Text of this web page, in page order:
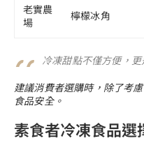
老實農
場
檸檬冰角
冷凍甜點不僅方便，
建議消費者選購時，除了考
食品安全。
素食者冷凍食品選